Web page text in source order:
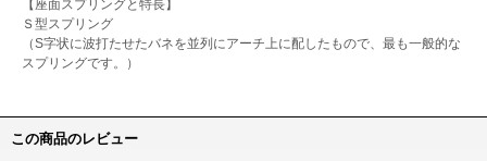
【座面スプリングと特長】
Ｓ型スプリング
（S字状に波打たせたバネを並列にアーチ上に配したもので、最も一般的な
スプリングです。）
この商品のレビュー